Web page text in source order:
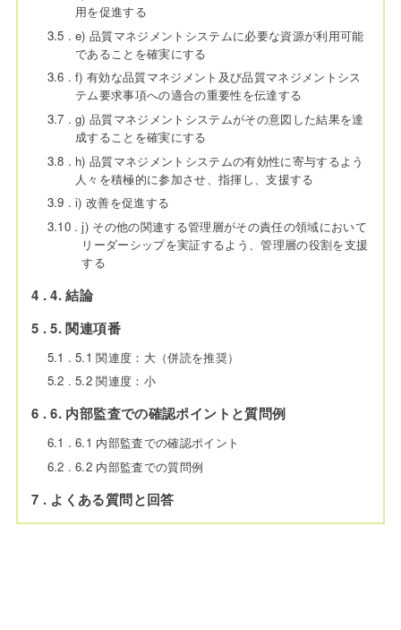
用を促進する
3.5
e) 品質マネジメントシステムに必要な資源が利用可能
であることを確実にする
3.6
f) 有効な品質マネジメント及び品質マネジメントシス
テム要求事項への適合の重要性を伝達する
3.7
g) 品質マネジメントシステムがその意図した結果を達
成することを確実にする
3.8
h) 品質マネジメントシステムの有効性に寄与するよう
人々を積極的に参加させ、指揮し、支援する
3.9
i) 改善を促進する
3.10
j) その他の関連する管理層がその責任の領域において
リーダーシップを実証するよう、管理層の役割を支援
する
4
4. 結論
5
5. 関連項番
5.1
5.1 関連度：大（併読を推奨）
5.2
5.2 関連度：小
6 6. 内部監査での確認ポイントと質問例
6.1
6.1 内部監査での確認ポイント
6.2
6.2 内部監査での質問例
7 よくある質問と回答